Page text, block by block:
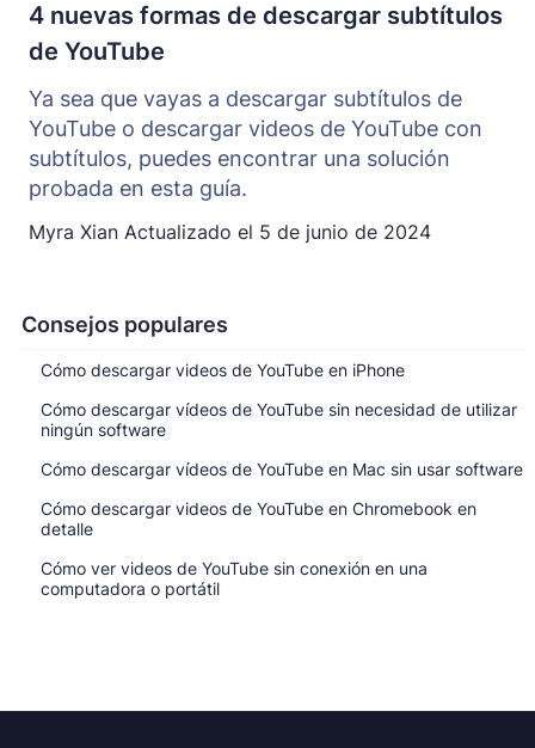
Consejos populares
Cómo descargar videos de YouTube en iPhone
Cómo descargar vídeos de YouTube sin necesidad de utilizar
ningún software
Cómo descargar vídeos de YouTube en Mac sin usar software
Cómo descargar videos de YouTube en Chromebook en
detalle
Cómo ver videos de YouTube sin conexión en una
computadora o portátil
4 nuevas formas de descargar subtítulos
de YouTube
Ya sea que vayas a descargar subtítulos de
YouTube o descargar videos de YouTube con
subtítulos, puedes encontrar una solución
probada en esta guía.
Myra Xian Actualizado el 5 de junio de 2024